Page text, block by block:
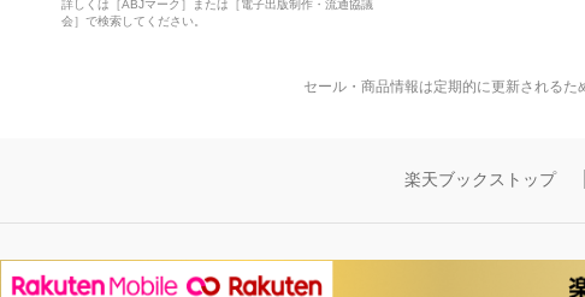
詳しくは［ABJマーク］または［電子出版制作・流通協議
会］で検索してください。
セール・商品情報は定期的に更新される
楽天ブックストップ